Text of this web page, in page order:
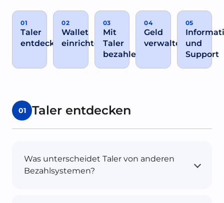
01
Taler
entdecken
02
Wallet
einrichten
03
Mit
Taler
bezahlen
04
Geld
verwalten
05
und
Support
01 Taler entdecken
Was unterscheidet Taler von anderen
Bezahlsystemen?